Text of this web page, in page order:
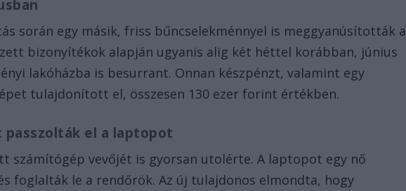
során egy másik, friss bűncselekménnyel is meggyanúsították a
bizonyítékok alapján ugyanis alig két héttel korábban, június
lakóházba is besurrant. Onnan készpénzt, valamint egy
tulajdonított el, összesen 130 ezer forint értékben.
el a laptopot
számítógép vevőjét is gyorsan utolérte. A laptopot egy nő
foglalták le a rendőrök. Az új tulajdonos elmondta, hogy